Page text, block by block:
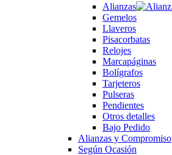
Alianzas
Gemelos
Llaveros
Pisacorbatas
Relojes
Marcapáginas
Bolígrafos
Tarjeteros
Pulseras
Pendientes
Otros detalles
Bajo Pedido
Alianzas y Compromiso
Según Ocasión